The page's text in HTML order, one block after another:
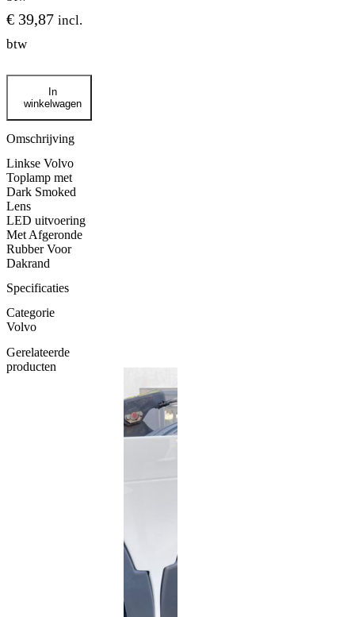
€ 39,87 incl.
btw
NEDKING
VOLVO
Toplamp
voor
dakrand
LED
-
Wit
-
Dark
smoked
lens
-
Links
aantal
In
winkelwagen
Omschrijving
Linkse Volvo
Toplamp met
Dark Smoked
Lens
LED uitvoering
Met Afgeronde
Rubber Voor
Dakrand
Specificaties
Categorie
Volvo
Gerelateerde
producten